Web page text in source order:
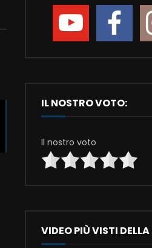
IL NOSTRO VOTO:
Il nostro voto
VIDEO PIÙ VISTI